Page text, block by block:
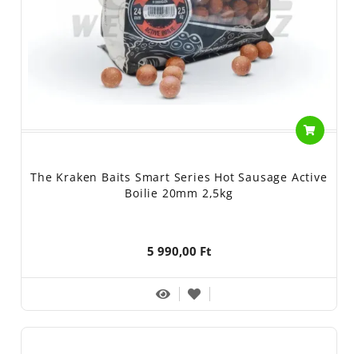
The Kraken Baits Smart Series Hot Sausage Active
Boilie 20mm 2,5kg
5 990,00 Ft